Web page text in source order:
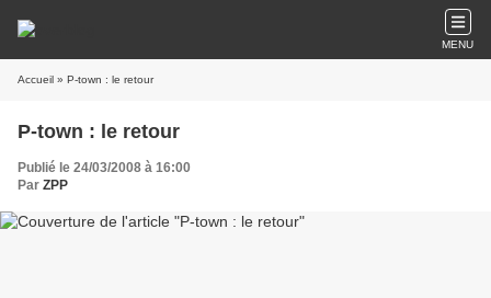
MENU
Accueil » P-town : le retour
P-town : le retour
Publié le 24/03/2008 à 16:00
Par ZPP